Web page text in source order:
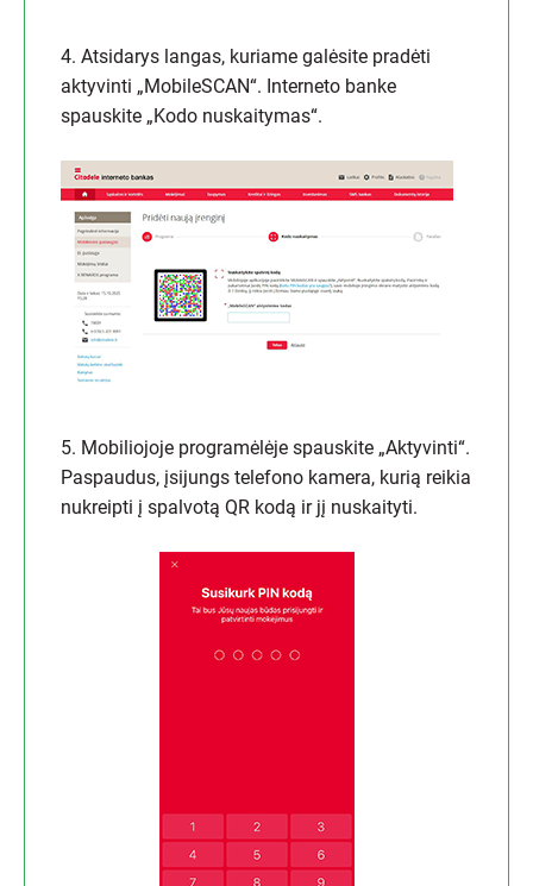
4. Atsidarys langas, kuriame galėsite pradėti
aktyvinti „MobileSCAN“. Interneto banke
spauskite „Kodo nuskaitymas“.
5. Mobiliojoje programėlėje spauskite „Aktyvinti“.
Paspaudus, įsijungs telefono kamera, kurią reikia
nukreipti į spalvotą QR kodą ir jį nuskaityti.